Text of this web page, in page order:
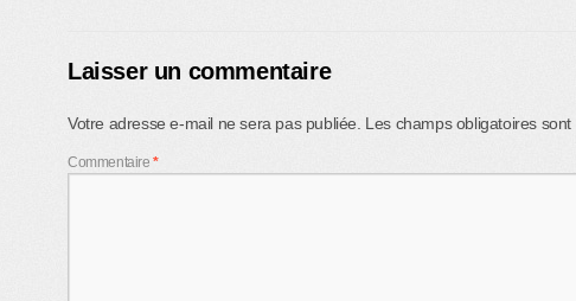
Laisser un commentaire
Votre adresse e-mail ne sera pas publiée. Les champs obligatoires
Commentaire*